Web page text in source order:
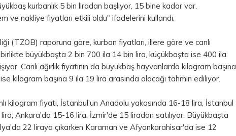
kurbanlık 5 bin liradan başlıyor, 15 bine kadar var.
ve nakliye fiyatları etkili oldu" ifadelerini kullandı.
(TZOB) raporuna göre, kurban fiyatları, illere göre ve canlı
büyükbaşta 2 bin 700 ila 14 bin lira, küçükbaşta ise 400 ila
Canlı ağırlık fiyatının da büyükbaş hayvanlarda kilogram başına
kilogram başına 9 ila 19 lira arasında olacağı tahmin ediliyor.
kilogram fiyatı, İstanbul'un Anadolu yakasında 16-18 lira, İstanbul
Ankara'da 15-16 lira, İzmir'de 15 liradan satılıyor. Büyükbaşta
22 liraya çıkarken Karaman ve Afyonkarahisar'da ise 12